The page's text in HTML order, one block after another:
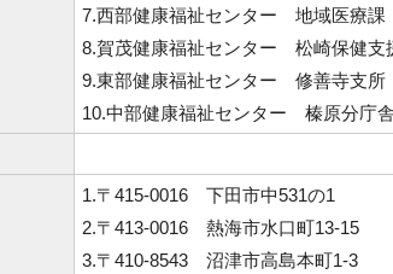
7.西部健康福祉センター 地域医療課
8.賀茂健康福祉センター 松崎保健支
9.東部健康福祉センター 修善寺支所
10.中部健康福祉センター 榛原分庁舎
1.〒415-0016 下田市中531の1
2.〒413-0016 熱海市水口町13-15
3.〒410-8543 沼津市高島本町1-3